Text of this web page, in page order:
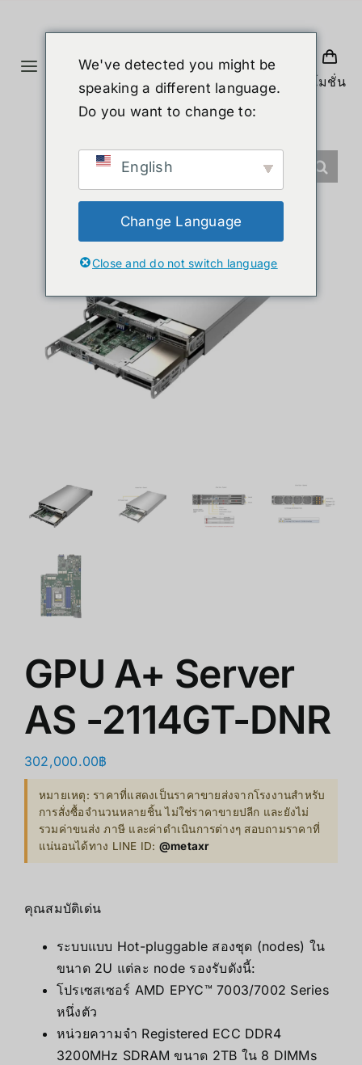
เนื้อหาToggle
Navigation
หน้าแรก
หุ่นยนต์รูปร่างมนุษย์
ข่าวสาร
บริการ
เกี่ยวกับเรา
โปรโมชั่น
GPU A+ Server
AS -2114GT-DNR
302,000.00฿
หมายเหตุ: ราคาที่แสดงเป็นราคาขายส่งจากโรงงานสำหรับ
การสั่งซื้อจำนวนหลายชิ้น ไม่ใช่ราคาขายปลีก และยังไม่
รวมค่าขนส่ง ภาษี และค่าดำเนินการต่างๆ สอบถามราคาที่
แน่นอนได้ทาง LINE ID: @metaxr
คุณสมบัติเด่น
ระบบแบบ Hot-pluggable สองชุด (nodes) ใน
ขนาด 2U แต่ละ node รองรับดังนี้:
โปรเซสเซอร์ AMD EPYC™ 7003/7002 Series
หนึ่งตัว
หน่วยความจำ Registered ECC DDR4
3200MHz SDRAM ขนาด 2TB ใน 8 DIMMs
We've detected you might be
speaking a different language.
Do you want to change to:
English
Change Language
Close and do not switch language